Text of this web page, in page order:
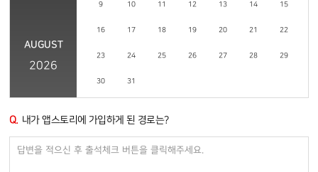
AUGUST
2026
9 10 11 12 13 14 15
16 17 18 19 20 21 22
23 24 25 26 27 28 29
30 31
Q. 내가 앱스토리에 가입하게 된 경로는?